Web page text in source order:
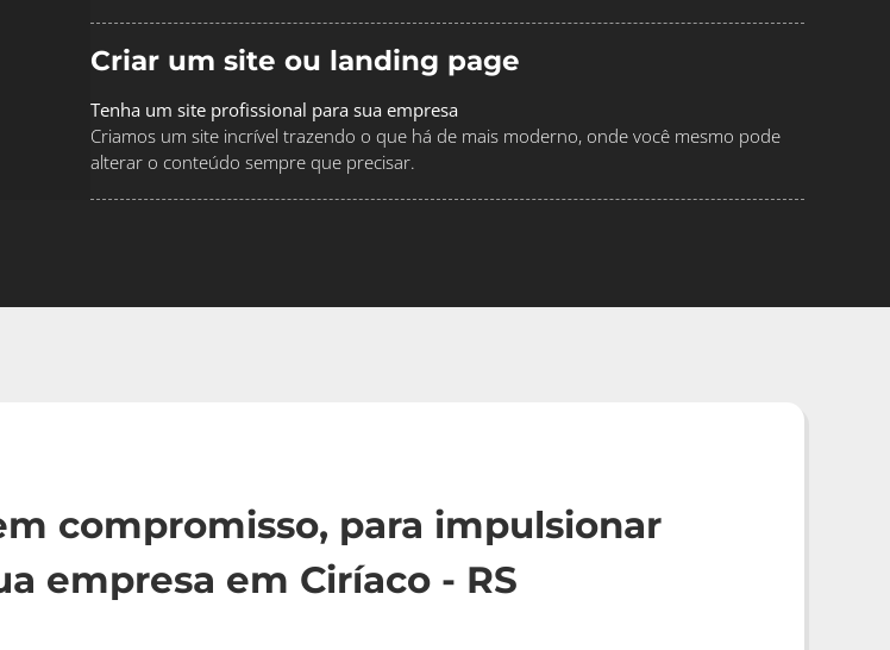
Criar um site ou landing page
Tenha um site profissional para sua empresa
Criamos um site incrível trazendo o que há de mais moderno, onde você mesmo pode
alterar o conteúdo sempre que precisar.
compromisso, para impulsionar
empresa em Ciríaco - RS